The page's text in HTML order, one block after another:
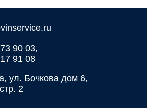
90 03,
91 08
ул. Бочкова дом 6,
2